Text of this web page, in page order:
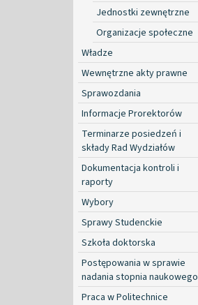
Jednostki zewnętrzne
Organizacje społeczne
Władze
Wewnętrzne akty prawne
Sprawozdania
Informacje Prorektorów
Terminarze posiedzeń i
składy Rad Wydziałów
Dokumentacja kontroli i
raporty
Wybory
Sprawy Studenckie
Szkoła doktorska
Postępowania w sprawie
nadania stopnia naukowego
Praca w Politechnice